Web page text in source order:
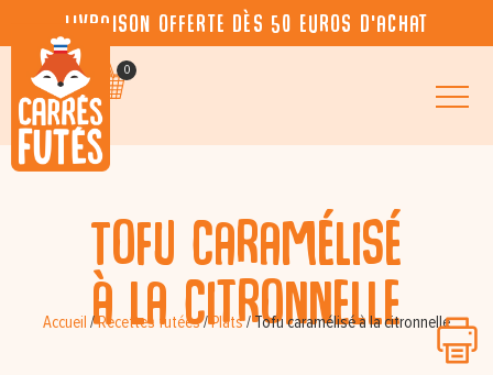
Livraison offerte dès 50 euros d’achat
0
Tofu caramélisé
à la citronnelle
Accueil /Recettes futées/Plats/Tofu caramélisé à la citronnelle